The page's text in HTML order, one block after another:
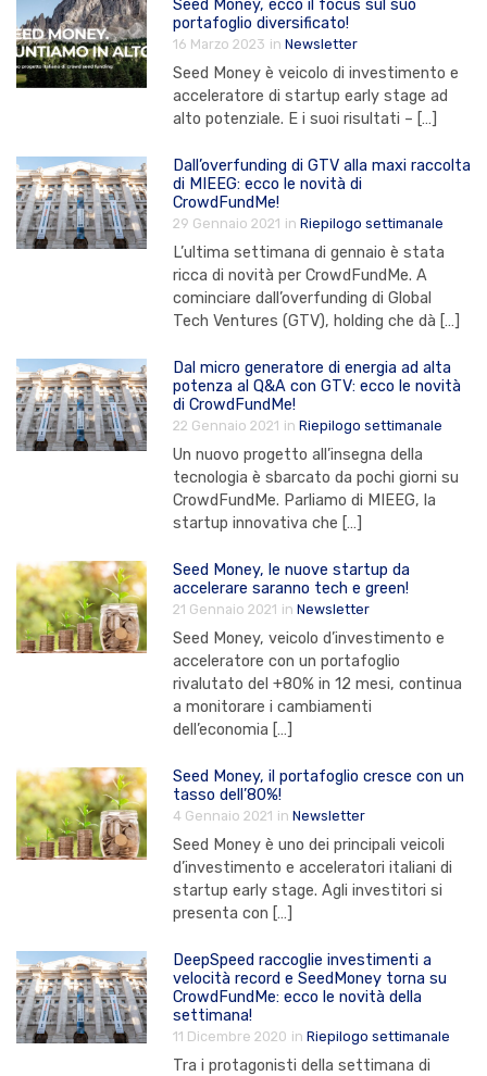
Seed Money, ecco il focus sul suo
portafoglio diversificato!
16 Marzo 2023 in Newsletter
Seed Money è veicolo di investimento e
acceleratore di startup early stage ad
alto potenziale. E i suoi risultati – […]
Dall’overfunding di GTV alla maxi raccolta
di MIEEG: ecco le novità di
CrowdFundMe!
29 Gennaio 2021 in Riepilogo settimanale
L’ultima settimana di gennaio è stata
ricca di novità per CrowdFundMe. A
cominciare dall’overfunding di Global
Tech Ventures (GTV), holding che dà […]
Dal micro generatore di energia ad alta
potenza al Q&A con GTV: ecco le novità
di CrowdFundMe!
22 Gennaio 2021 in Riepilogo settimanale
Un nuovo progetto all’insegna della
tecnologia è sbarcato da pochi giorni su
CrowdFundMe. Parliamo di MIEEG, la
startup innovativa che […]
Seed Money, le nuove startup da
accelerare saranno tech e green!
21 Gennaio 2021 in Newsletter
Seed Money, veicolo d’investimento e
acceleratore con un portafoglio
rivalutato del +80% in 12 mesi, continua
a monitorare i cambiamenti
dell’economia […]
Seed Money, il portafoglio cresce con un
tasso dell’80%!
4 Gennaio 2021 in Newsletter
Seed Money è uno dei principali veicoli
d’investimento e acceleratori italiani di
startup early stage. Agli investitori si
presenta con […]
DeepSpeed raccoglie investimenti a
velocità record e SeedMoney torna su
CrowdFundMe: ecco le novità della
settimana!
11 Dicembre 2020 in Riepilogo settimanale
Tra i protagonisti della settimana di